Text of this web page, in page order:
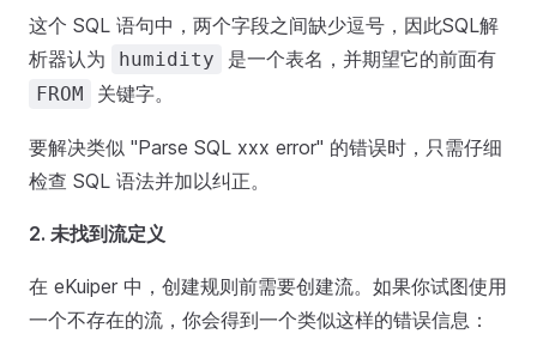
这个 SQL 语句中，两个字段之间缺少逗号，因此SQL解
析器认为
humidity 是一个表名，并期望它的前面有
FROM 关键字。
要解决类似 "Parse SQL xxx error" 的错误时，只需仔细
检查 SQL 语法并加以纠正。
2. 未找到流定义
在 eKuiper 中，创建规则前需要创建流。如果你试图使用
一个不存在的流，你会得到一个类似这样的错误信息：